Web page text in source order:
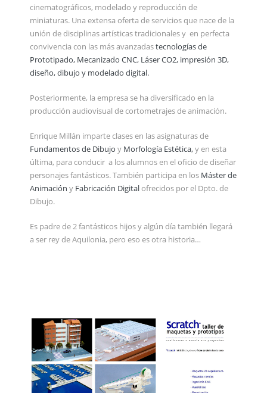
cinematográficos, modelado y reproducción de
miniaturas. Una extensa oferta de servicios que nace de la
unión de disciplinas artísticas tradicionales y en perfecta
convivencia con las más avanzadastecnologías de
Prototipado, Mecanizado CNC, Láser CO2, impresión 3D,
diseño, dibujo y modelado digital.
Posteriormente, la empresa se ha diversificado en la
producción audiovisual de cortometrajes de animación.
Enrique Millán imparte clases en las asignaturas de
Fundamentos de Dibujo y Morfología Estética,y en esta
última, para conducir a los alumnos en el oficio de diseñar
personajes fantásticos. También participa en los Máster de
Animación y Fabricación Digitalofrecidos por el Dpto. de
Dibujo.
Es padre de 2 fantásticos hijos y algún día también llegará
a ser rey de Aquilonia, pero eso es otra historia…